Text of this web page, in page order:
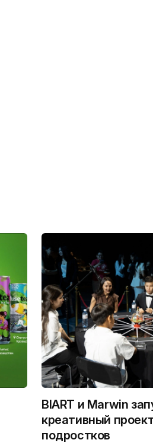
BIART и Marwin
креативный
подростков